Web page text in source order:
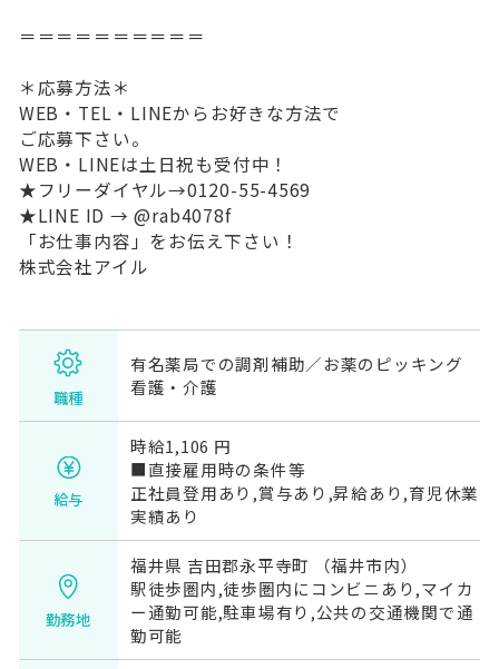
＝＝＝＝＝＝＝＝＝＝
＊応募方法＊
WEB・TEL・LINEからお好きな方法で
ご応募下さい。
WEB・LINEは土日祝も受付中！
★フリーダイヤル→0120-55-4569
★LINE ID → @rab4078f
「お仕事内容」をお伝え下さい！
株式会社アイル
職種
有名薬局での調剤補助／お薬のピッキング
看護・介護
給与
時給1,106 円
■直接雇用時の条件等
正社員登用あり,賞与あり,昇給あり,育児休業
実績あり
勤務地
福井県 吉田郡永平寺町 （福井市内）
駅徒歩圏内,徒歩圏内にコンビニあり,マイカ
ー通勤可能,駐車場有り,公共の交通機関で通
勤可能